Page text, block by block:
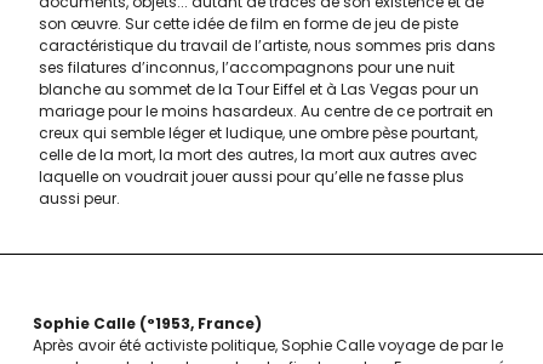
son œuvre. Sur cette idée de film en forme de jeu de piste
caractéristique du travail de l’artiste, nous sommes pris dans
ses filatures d’inconnus, l’accompagnons pour une nuit
blanche au sommet de la Tour Eiffel et à Las Vegas pour un
mariage pour le moins hasardeux. Au centre de ce portrait en
creux qui semble léger et ludique, une ombre pèse pourtant,
celle de la mort, la mort des autres, la mort aux autres avec
laquelle on voudrait jouer aussi pour qu’elle ne fasse plus
aussi peur.
Sophie Calle °1953 France
Après avoir été activiste politique, Sophie Calle voyage de par le